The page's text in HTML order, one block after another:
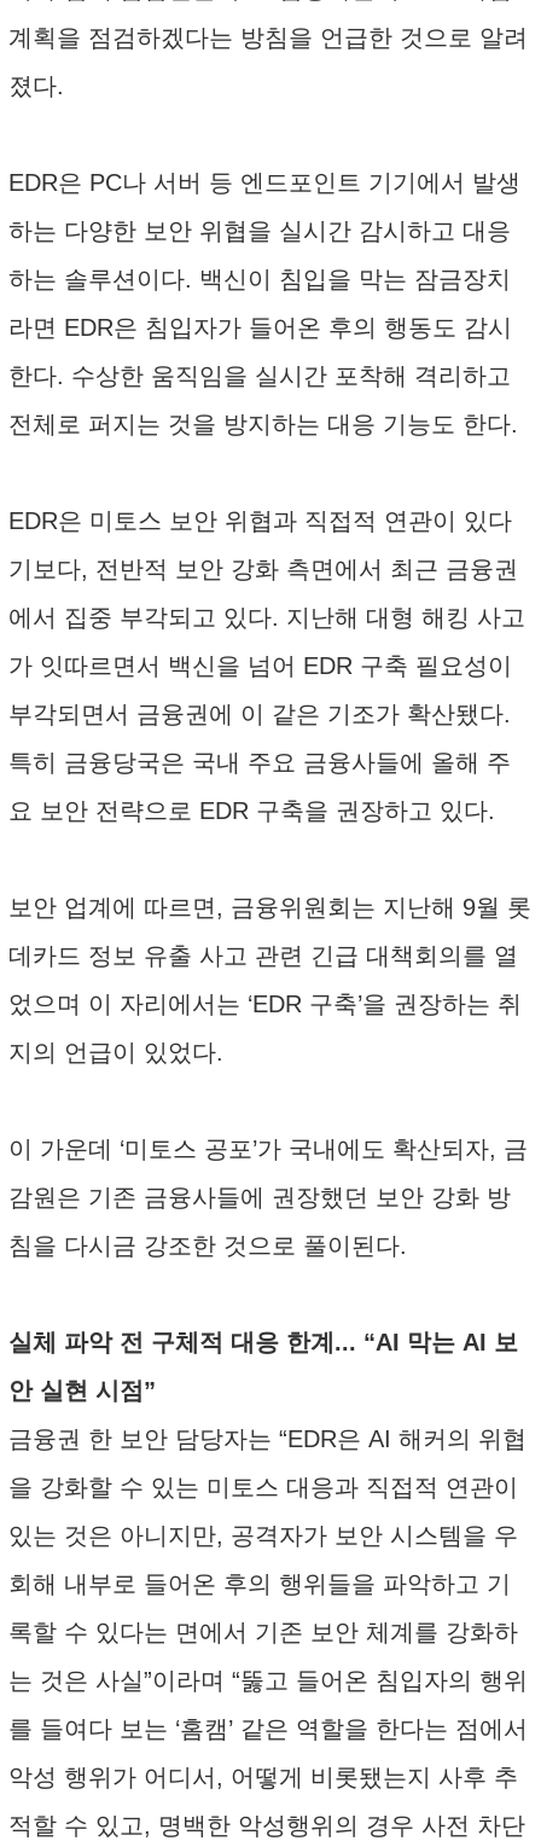
계획을 점검하겠다는 방침을 언급한 것으로 알려
졌다.
EDR은 PC나 서버 등 엔드포인트 기기에서 발생
하는 다양한 보안 위협을 실시간 감시하고 대응
하는 솔루션이다. 백신이 침입을 막는 잠금장치
라면 EDR은 침입자가 들어온 후의 행동도 감시
한다. 수상한 움직임을 실시간 포착해 격리하고
전체로 퍼지는 것을 방지하는 대응 기능도 한다.
EDR은 미토스 보안 위협과 직접적 연관이 있다
기보다, 전반적 보안 강화 측면에서 최근 금융권
에서 집중 부각되고 있다. 지난해 대형 해킹 사고
가 잇따르면서 백신을 넘어 EDR 구축 필요성이
부각되면서 금융권에 이 같은 기조가 확산됐다.
특히 금융당국은 국내 주요 금융사들에 올해 주
요 보안 전략으로 EDR 구축을 권장하고 있다.
보안 업계에 따르면, 금융위원회는 지난해 9월 롯
데카드 정보 유출 사고 관련 긴급 대책회의를 열
었으며 이 자리에서는 ‘EDR 구축’을 권장하는 취
지의 언급이 있었다.
이 가운데 ‘미토스 공포’가 국내에도 확산되자, 금
감원은 기존 금융사들에 권장했던 보안 강화 방
침을 다시금 강조한 것으로 풀이된다.
실체 파악 전 구체적 대응 한계... “AI 막는 AI 보
안 실현 시점”
금융권 한 보안 담당자는 “EDR은 AI 해커의 위협
을 강화할 수 있는 미토스 대응과 직접적 연관이
있는 것은 아니지만, 공격자가 보안 시스템을 우
회해 내부로 들어온 후의 행위들을 파악하고 기
록할 수 있다는 면에서 기존 보안 체계를 강화하
는 것은 사실”이라며 “뚫고 들어온 침입자의 행위
를 들여다 보는 ‘홈캠’ 같은 역할을 한다는 점에서
악성 행위가 어디서, 어떻게 비롯됐는지 사후 추
적할 수 있고, 명백한 악성행위의 경우 사전 차단